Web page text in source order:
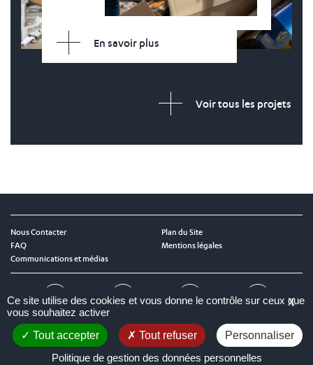
En savoir plus
Voir tous les projets
Nous Contacter
FAQ
Communications et médias
Plan du Site
Mentions légales
Twitter LinkedInInstagramYouTube
Nos Partenaires :
X
Ce site utilise des cookies et vous donne le contrôle sur ceux que
vous souhaitez activer
Tout accepter
Tout refuser
Personnaliser
Politique de gestion des données personnelles